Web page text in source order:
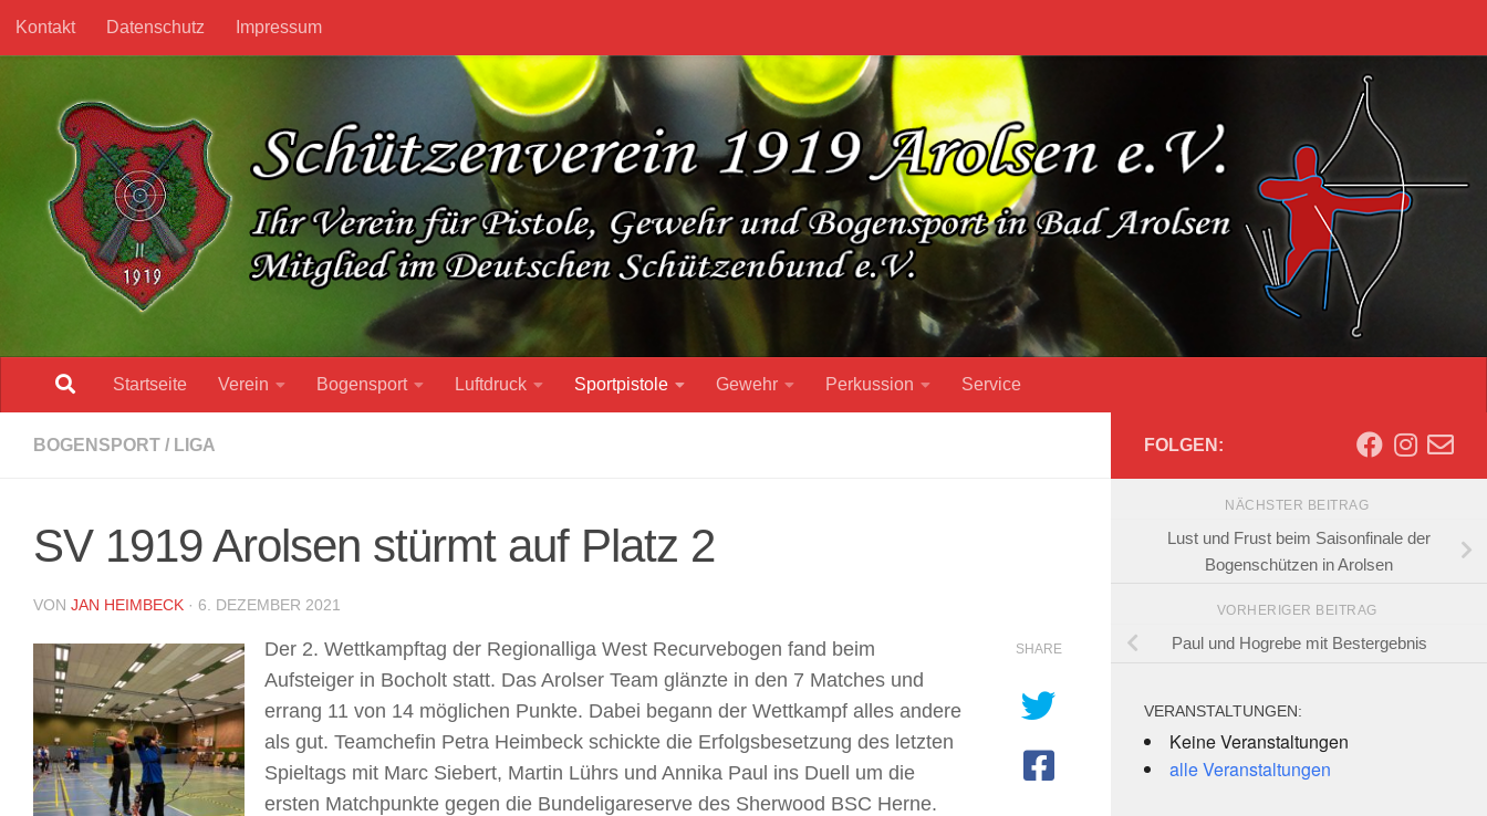
Unter dem Inhalt
Kontakt Datenschutz Impressum
Startseite Verein Bogensport Luftdruck Sportpistole Gewehr Perkussion Service
BOGENSPORT / LIGA
SV 1919 Arolsen stürmt auf Platz 2
VON JAN HEIMBECK · 6. DEZEMBER 2021
Der 2. Wettkampftag der Regionalliga West Recurvebogen fand beim
Aufsteiger in Bocholt statt. Das Arolser Team glänzte in den 7 Matches und
errang 11 von 14 möglichen Punkte. Dabei begann der Wettkampf alles andere
als gut. Teamchefin Petra Heimbeck schickte die Erfolgsbesetzung des letzten
Spieltags mit Marc Siebert, Martin Lührs und Annika Paul ins Duell um die
ersten Matchpunkte gegen die Bundeligareserve des Sherwood BSC Herne.
SHARE
FOLGEN:
NÄCHSTER BEITRAG
Lust und Frust beim Saisonfinale der
Bogenschützen in Arolsen
VORHERIGER BEITRAG
Paul und Hogrebe mit Bestergebnis
VERANSTALTUNGEN:
Keine Veranstaltungen
alle Veranstaltungen